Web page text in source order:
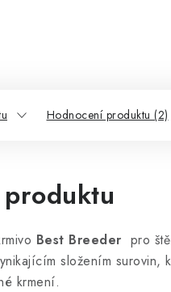
Hodnocení produktu (2)
Best Breeder pro
složením surovin,
krmení.